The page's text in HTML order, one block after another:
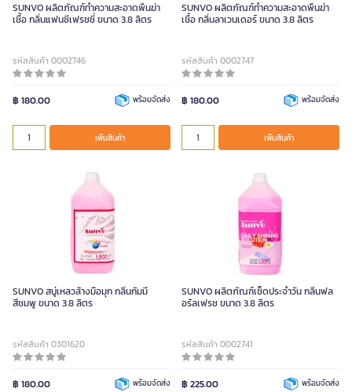
SUNVO ผลิตภัณฑ์ทำความสะอาดพื้นฆ่า
เชื้อ กลิ่นแฟนซีเฟรชชี่ ขนาด 3.8 ลิตร
รหัสสินค้า 0002746
฿ 180.00 พร้อมจัดส่ง
เพิ่มสินค้า
SUNVO ผลิตภัณฑ์ทำความสะอาดพื้นฆ่า
เชื้อ กลิ่นลาเวนเดอร์ ขนาด 3.8 ลิตร
รหัสสินค้า 0002747
฿ 180.00 พร้อมจัดส่ง
เพิ่มสินค้า
SUNVO สบู่เหลวล้างมือมุก กลิ่นกัมมี่
สีชมพู ขนาด 3.8 ลิตร
รหัสสินค้า 0301620
฿ 180.00 พร้อมจัดส่ง
SUNVO ผลิตภัณฑ์เช็ดประจำวัน กลิ่นฟล
อรัลเฟรช ขนาด 3.8 ลิตร
รหัสสินค้า 0002741
฿ 225.00 พร้อมจัดส่ง